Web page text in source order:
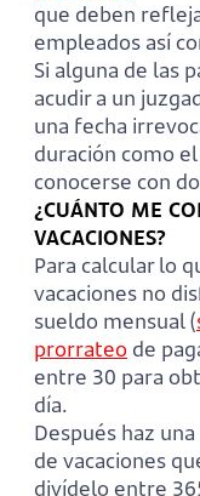
que deben
empleados así
Si alguna de las
acudir a un
una fecha
duración como
conocerse con
¿CUÁNTO ME
VACACIONES?
Para calcular lo
vacaciones no
sueldo mensual (
prorrateo de
entre 30 para
día.
Después haz
de vacaciones
divídelo entre